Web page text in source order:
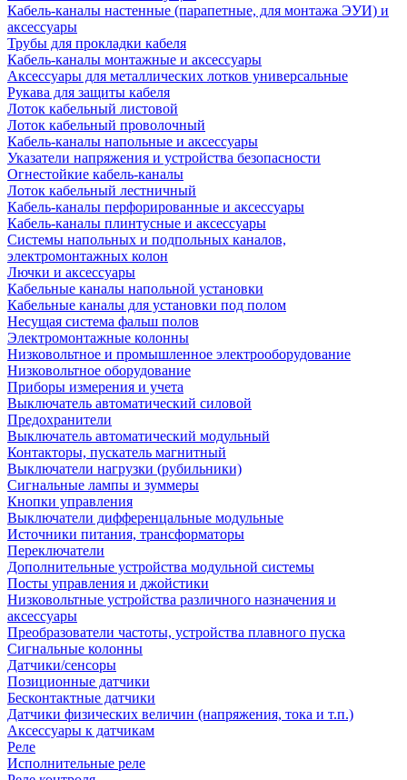
Кабель-каналы настенные (парапетные, для монтажа ЭУИ) и
аксессуары
Трубы для прокладки кабеля
Кабель-каналы монтажные и аксессуары
Аксессуары для металлических лотков универсальные
Рукава для защиты кабеля
Лоток кабельный листовой
Лоток кабельный проволочный
Кабель-каналы напольные и аксессуары
Указатели напряжения и устройства безопасности
Огнестойкие кабель-каналы
Лоток кабельный лестничный
Кабель-каналы перфорированные и аксессуары
Кабель-каналы плинтусные и аксессуары
Системы напольных и подпольных каналов,
электромонтажных колон
Лючки и аксессуары
Кабельные каналы напольной установки
Кабельные каналы для установки под полом
Несущая система фальш полов
Электромонтажные колонны
Низковольтное и промышленное электрооборудование
Низковольтное оборудование
Приборы измерения и учета
Выключатель автоматический силовой
Предохранители
Выключатель автоматический модульный
Контакторы, пускатель магнитный
Выключатели нагрузки (рубильники)
Сигнальные лампы и зуммеры
Кнопки управления
Выключатели дифференцальные модульные
Источники питания, трансформаторы
Переключатели
Дополнительные устройства модульной системы
Посты управления и джойстики
Низковольтные устройства различного назначения и
аксессуары
Преобразователи частоты, устройства плавного пуска
Сигнальные колонны
Датчики/сенсоры
Позиционные датчики
Бесконтактные датчики
Датчики физических величин (напряжения, тока и т.п.)
Аксессуары к датчикам
Реле
Исполнительные реле